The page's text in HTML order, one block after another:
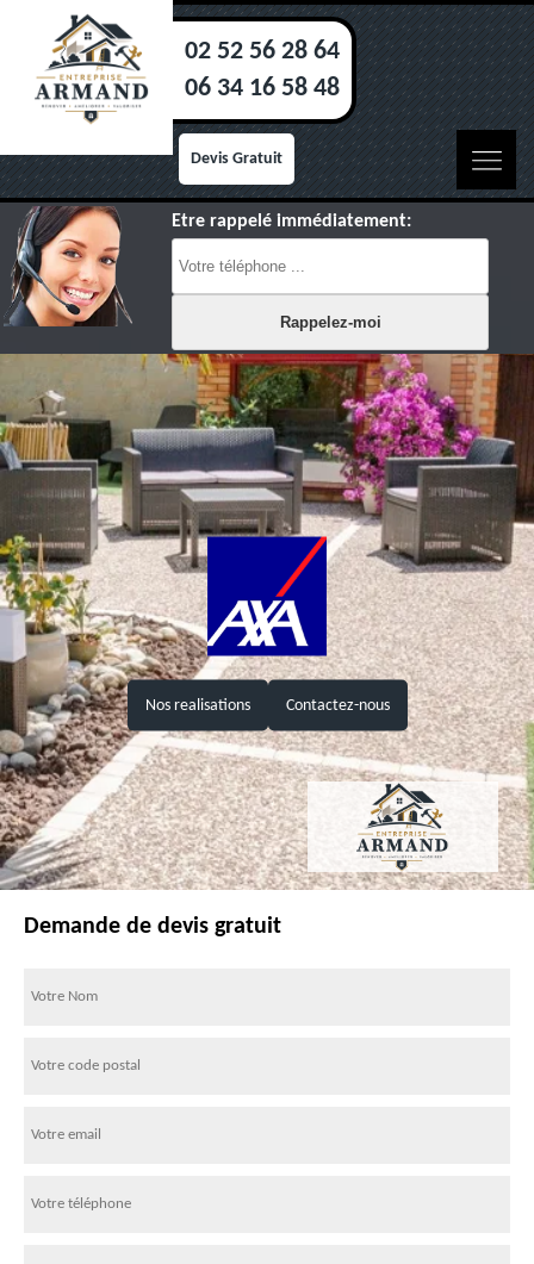
02 52 56 28 64
06 34 16 58 48
Devis Gratuit
Etre rappelé immédiatement:
Nos realisations Contactez-nous
Demande de devis gratuit